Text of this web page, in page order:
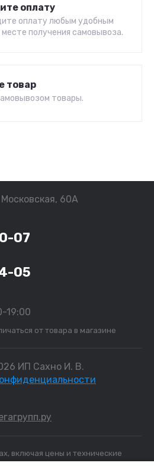
оплату
оплату любым удобным
получения самовывоза.
товар
товары.
60А
07
05
19:00
от товара в магазине
ИП Сахно И. В.
включая цены и технические
на сайте, не являются